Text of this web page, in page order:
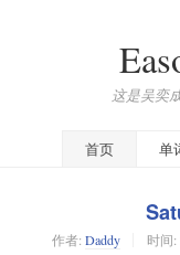
这是吴奕
首页 单
作者: Daddy 时间: